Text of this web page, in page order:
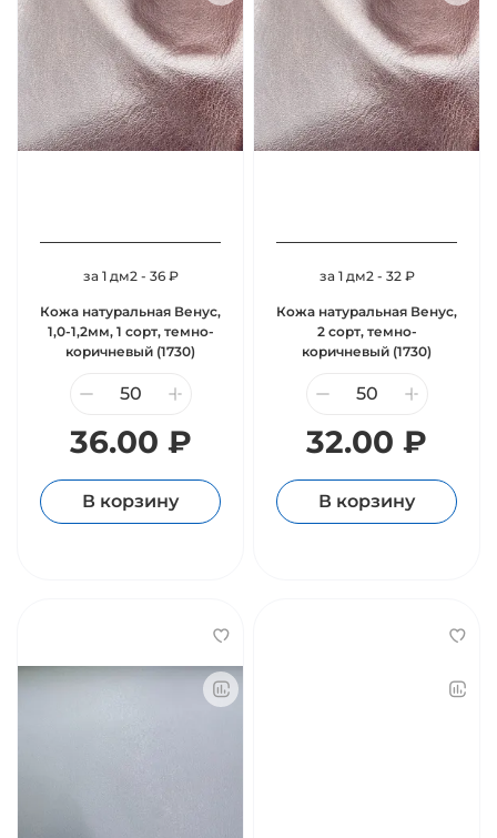
за 1 дм2 - 36 ₽
Кожа натуральная Венус,
1,0-1,2мм, 1 сорт, темно-
коричневый (1730)
36.00 ₽
В корзину
за 1 дм2 - 32 ₽
Кожа натуральная Венус,
2 сорт, темно-
коричневый (1730)
32.00 ₽
В корзину